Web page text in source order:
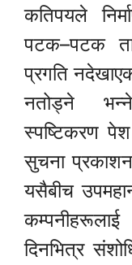
कतिपयले
पटक–पटक
प्रगति
नतोड्ने भन्ने
स्पष्टिकरण
सुचना प्रकाशन
यसैबीच
दिनभित्र